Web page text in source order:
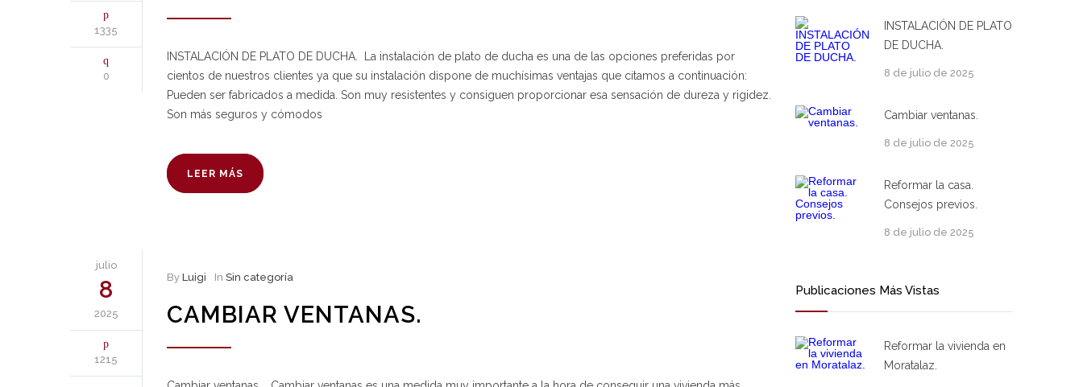
1335
0
INSTALACIÓN DE PLATO DE DUCHA. La instalación de plato de ducha es una de las opciones preferidas por
cientos de nuestros clientes ya que su instalación dispone de muchísimas ventajas que citamos a continuación:
Pueden ser fabricados a medida. Son muy resistentes y consiguen proporcionar esa sensación de dureza y rigidez.
Son más seguros y cómodos
LEER MÁS
julio
8
2025
1215
By Luigi In Sin categoría
CAMBIAR VENTANAS.
INSTALACIÓN DE PLATO
DE DUCHA.
8 de julio de 2025
Cambiar ventanas.
8 de julio de 2025
Reformar la casa.
Consejos previos.
8 de julio de 2025
Publicaciones Más Vistas
Reformar la vivienda en
Moratalaz.